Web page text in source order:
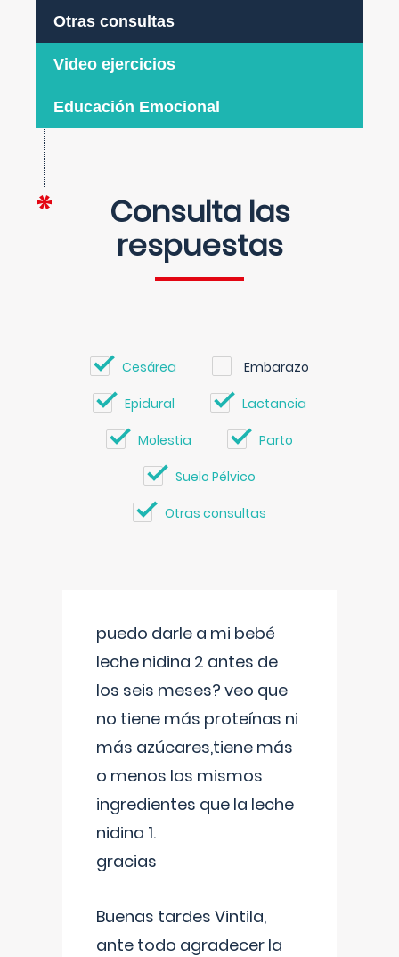
Otras consultas
Video ejercicios
Educación Emocional
Consulta las
respuestas
Cesárea Embarazo
Epidural Lactancia
Molestia Parto
Suelo Pélvico
Otras consultas
puedo darle a mi bebé
leche nidina 2 antes de
los seis meses? veo que
no tiene más proteínas ni
más azúcares,tiene más
o menos los mismos
ingredientes que la leche
nidina 1.
gracias
Buenas tardes Vintila,
ante todo agradecer la